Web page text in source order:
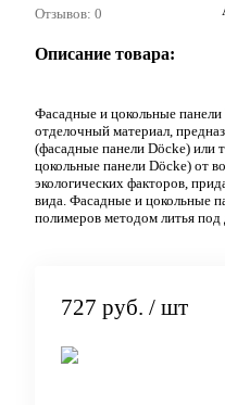
Отзывов: 0
Описание товара:
Фасадные и цокольные
отделочный материал,
(фасадные панели Döcke) или
цокольные панели Döcke) от
экологических факторов,
вида. Фасадные и цокольные
полимеров методом литья под
727 руб. / шт